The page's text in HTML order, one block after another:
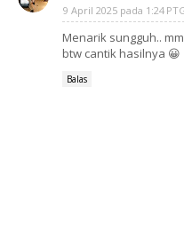
9 April 2025 pada 1:24
Menarik sungguh..
btw cantik hasilnya 😀
Balas